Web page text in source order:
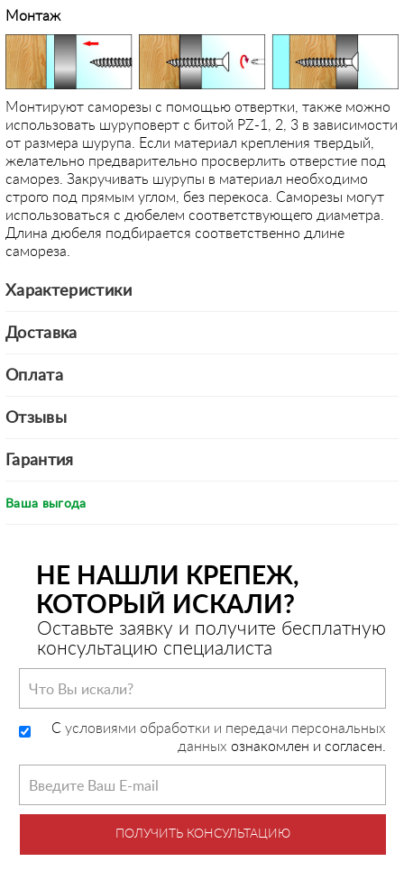
Монтаж
Монтируют саморезы с помощью отвертки, также можно
использовать шуруповерт с битой PZ-1, 2, 3 в зависимости
от размера шурупа. Если материал крепления твердый,
желательно предварительно просверлить отверстие под
саморез. Закручивать шурупы в материал необходимо
строго под прямым углом, без перекоса. Саморезы могут
использоваться с дюбелем соответствующего диаметра.
Длина дюбеля подбирается соответственно длине
самореза.
Характеристики
Доставка
Оплата
Отзывы
Гарантия
Ваша выгода
НЕ НАШЛИ КРЕПЕЖ,
КОТОРЫЙ ИСКАЛИ?
Оставьте заявку и получите бесплатную
консультацию специалиста
C условиями обработки и передачи персональных
данных ознакомлен и согласен.
ПОЛУЧИТЬ КОНСУЛЬТАЦИЮ